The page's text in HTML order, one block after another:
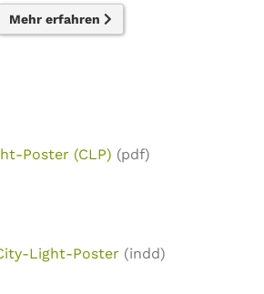
Mehr erfahren
Poster (CLP) (pdf)
Light-Poster (indd)